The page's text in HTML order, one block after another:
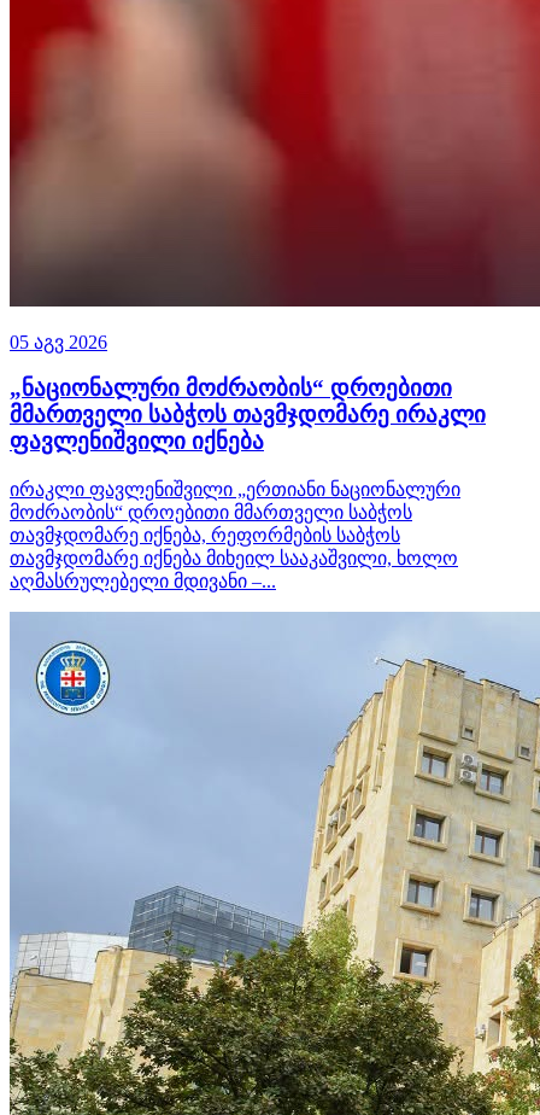
05 აგვ 2026
„ნაციონალური მოძრაობის“ დროებითი
მმართველი საბჭოს თავმჯდომარე ირაკლი
ფავლენიშვილი იქნება
ირაკლი ფავლენიშვილი „ერთიანი ნაციონალური
მოძრაობის“ დროებითი მმართველი საბჭოს
თავმჯდომარე იქნება, რეფორმების საბჭოს
თავმჯდომარე იქნება მიხეილ სააკაშვილი, ხოლო
აღმასრულებელი მდივანი –...